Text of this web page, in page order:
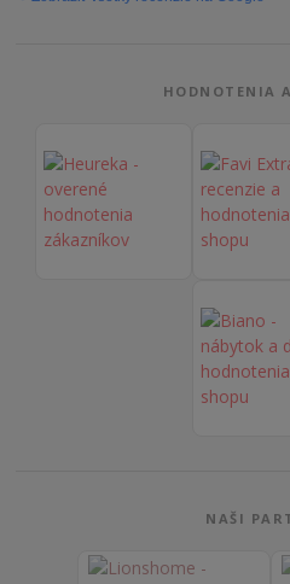
HODNOTENIA
NAŠI